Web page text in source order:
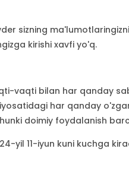
sizning
kirishi xavfi yo'q.
vaqti bilan har qanday
har qanday
doimiy foydalanish
yil 11-iyun kuni kuchga